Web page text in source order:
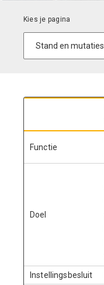
Functie
Doel
Instellingsbesluit